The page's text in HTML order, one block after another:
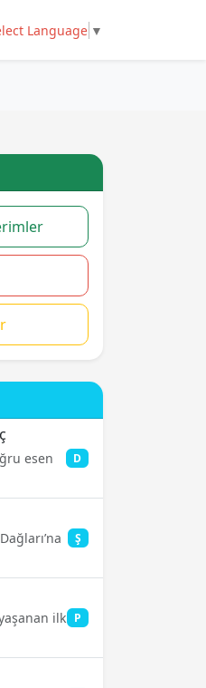
Language ▼
esen
D
Ş
ilk P